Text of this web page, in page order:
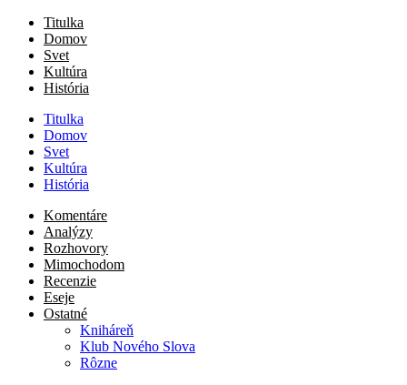
Titulka
Domov
Svet
Kultúra
História
Titulka
Domov
Svet
Kultúra
História
Komentáre
Analýzy
Rozhovory
Mimochodom
Recenzie
Eseje
Ostatné
Kniháreň
Klub Nového Slova
Rôzne